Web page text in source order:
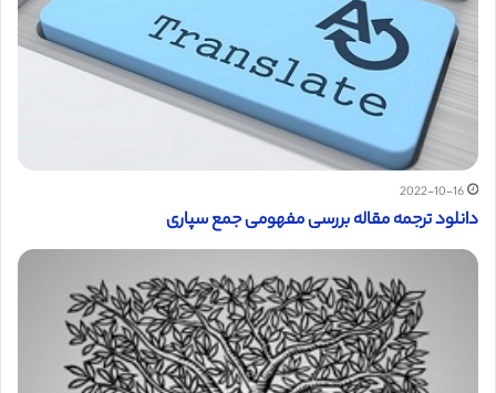
2022-10-16
دانلود ترجمه مقاله بررسی مفهومی جمع سپاری